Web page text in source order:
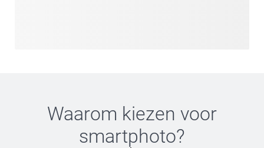
Waarom kiezen voor
smartphoto?